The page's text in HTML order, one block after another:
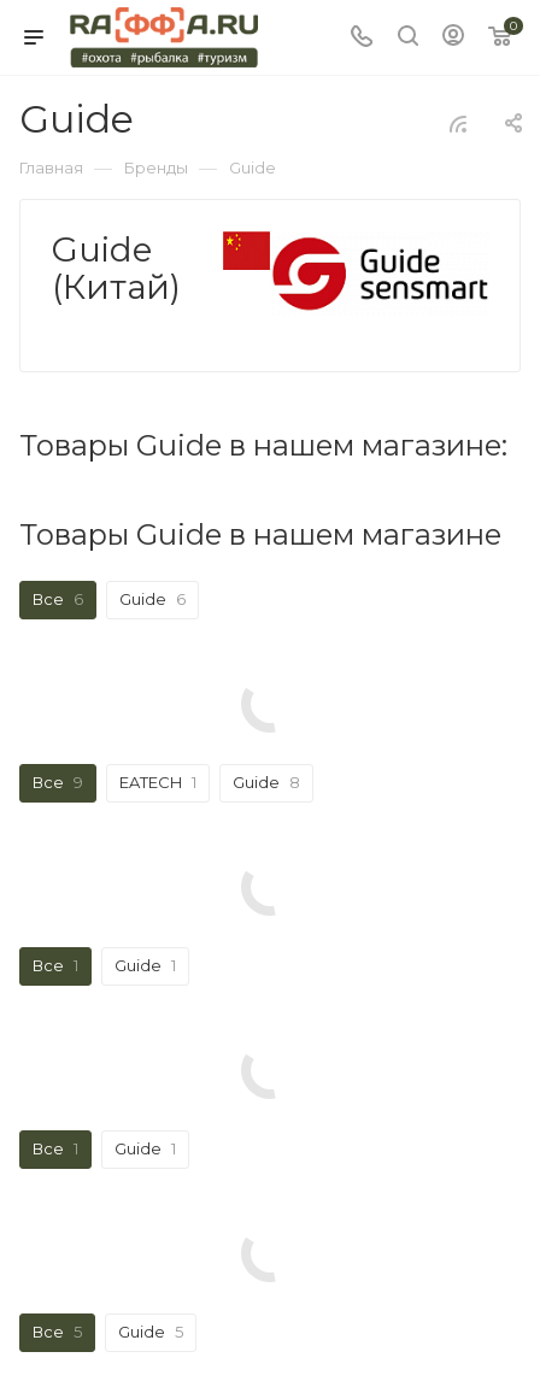
0
Guide
Главная — Бренды — Guide
Guide
(Китай)
Товары Guide в нашем магазине:
Товары Guide в нашем магазине
Все 6 Guide 6
Все 9 EATECH 1 Guide 8
Все 1 Guide 1
Все 1 Guide 1
Все 5 Guide 5